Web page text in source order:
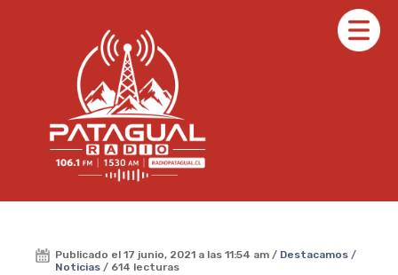
Publicado el 17 junio, 2021 a las 11:54 am / Destacamos /
Noticias / 614 lecturas